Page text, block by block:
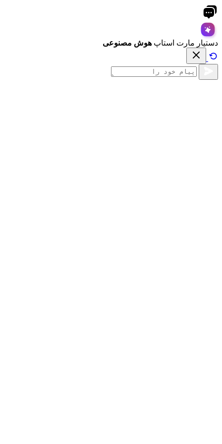
دستیار مارت استاپ هوش مصنوعی